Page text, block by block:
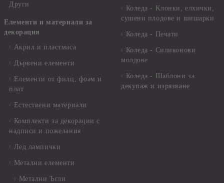
Други
Елементи и материали за
декорация
Акрил и пластмаса
Дървени елементи
Елементи от филц, фоам и
плат
Естествени материали
Комплекти за декорации с
надписи и пожелания
Лед лампички
Метални елементи
Метални Ъгли
Коледа - Kлонки, елхички,
сушени плодове и шишарки
Коледа - Печати
Коледа - Силиконови
молдове
Коледа - Шаблони за
декупаж и изрязване